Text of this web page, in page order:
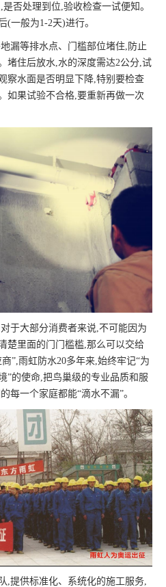
否处理到位,验收检查一试便知。
(一般为1-2天)进行。
漏等排水点、门槛部位堵住,防止
堵住后放水,水的深度需达2公分,试
察水面是否明显下降,特别要检查
如果试验不合格,要重新再做一次
于大部分消费者来说,不可能因为
楚里面的门门槛槛,那么可以交给
”,雨虹防水20多年来,始终牢记“为
”的使命,把鸟巢级的专业品质和服
每一个家庭都能“滴水不漏”。
,提供标准化、系统化的施工服务,